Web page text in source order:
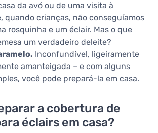
da avó ou de uma visita à
quando crianças, não conseguíamos
rosquinha e um éclair. Mas o que
um verdadeiro deleite?
Inconfundível, ligeiramente
amanteigada – e com alguns
você pode prepará-la em casa.
a cobertura de
éclairs em casa?